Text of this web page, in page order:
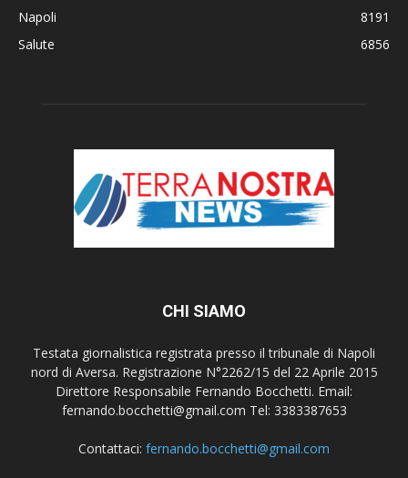
Napoli
8191
Salute
6856
CHI SIAMO
Testata giornalistica registrata presso il tribunale di Napoli
nord di Aversa. Registrazione N°2262/15 del 22 Aprile 2015
Direttore Responsabile Fernando Bocchetti. Email:
fernando.bocchetti@gmail.com Tel: 3383387653
Contattaci: fernando.bocchetti@gmail.com